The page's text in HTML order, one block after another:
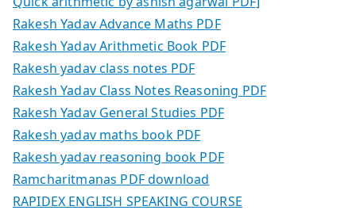
Rakesh Yadav Advance Maths PDF
Rakesh Yadav Arithmetic Book PDF
Rakesh yadav class notes PDF
Rakesh Yadav Class Notes Reasoning PDF
Rakesh Yadav General Studies PDF
Rakesh yadav maths book PDF
Rakesh yadav reasoning book PDF
Ramcharitmanas PDF download
RAPIDEX ENGLISH SPEAKING COURSE